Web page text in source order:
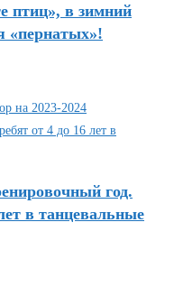
птиц», в зимний
«пернатых»!
год.
в танцевальные